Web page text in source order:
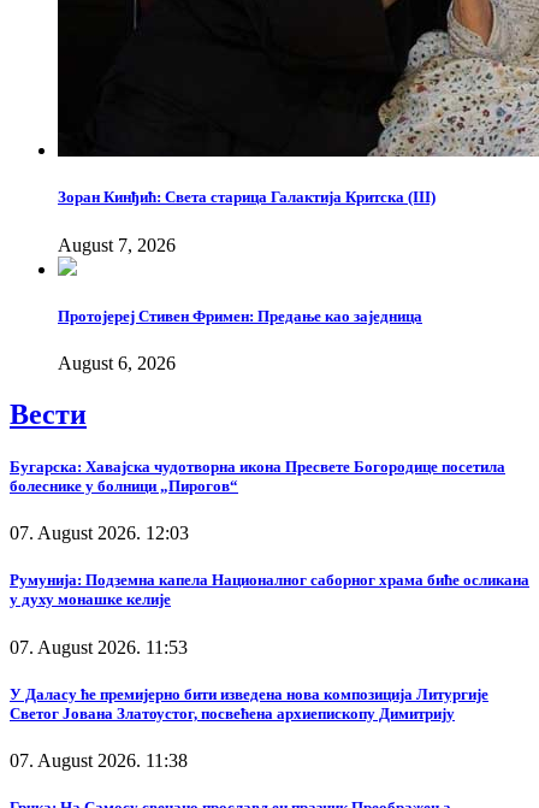
Зоран Кинђић: Света старица Галактија Критска (III)
August 7, 2026
Протојереј Стивен Фримен: Предање као заједница
August 6, 2026
Вести
Бугарска: Хавајска чудотворна икона Пресвете Богородице посетила
болеснике у болници „Пирогов“
07. August 2026. 12:03
Румунија: Подземна капела Националног саборног храма биће осликана
у духу монашке келије
07. August 2026. 11:53
У Даласу ће премијерно бити изведена нова композиција Литургије
Светог Јована Златоустог, посвећена архиепископу Димитрију
07. August 2026. 11:38